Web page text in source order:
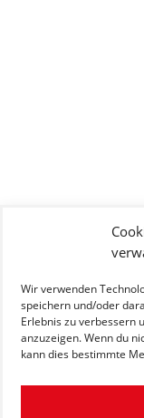
Wir verwenden
speichern und/oder
Erlebnis zu verbessern
anzuzeigen. Wenn du
kann dies bestimmte